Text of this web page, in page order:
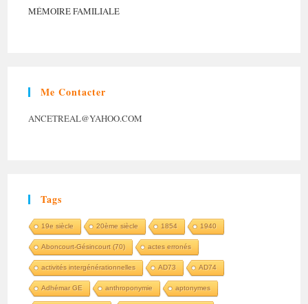
MÉMOIRE FAMILIALE
Me Contacter
ANCETREAL@YAHOO.COM
Tags
19e siècle 20ème siècle 1854 1940
Aboncourt-Gésincourt (70) actes erronés
activités intergénérationnelles AD73 AD74
Adhémar GE anthroponymie aptonymes